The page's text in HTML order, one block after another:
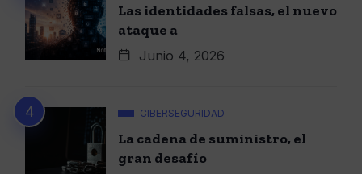
Las identidades falsas, el nuevo
ataque a
Junio 4, 2026
CIBERSEGURIDAD
La cadena de suministro, el
gran desafío